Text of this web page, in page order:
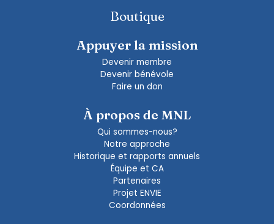
Boutique
Appuyer la mission
Devenir membre
Devenir bénévole
Faire un don
À propos de MNL
Qui sommes-nous?
Notre approche
Historique et rapports annuels
Équipe et CA
Partenaires
Projet ENVIE
Coordonnées